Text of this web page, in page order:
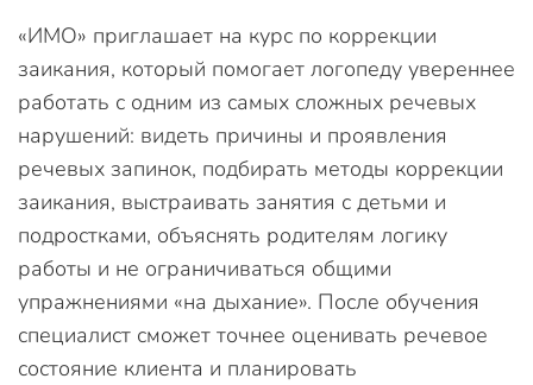
«ИМО» приглашает на курс по коррекции
заикания, который помогает логопеду увереннее
работать с одним из самых сложных речевых
нарушений: видеть причины и проявления
речевых запинок, подбирать методы коррекции
заикания, выстраивать занятия с детьми и
подростками, объяснять родителям логику
работы и не ограничиваться общими
упражнениями «на дыхание». После обучения
специалист сможет точнее оценивать речевое
состояние клиента и планировать